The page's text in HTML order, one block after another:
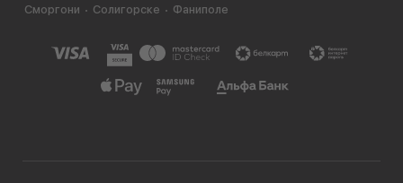
Сморгони
Солигорске Фаниполе